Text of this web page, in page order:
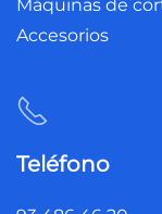
Máquinas de
Accesorios
Teléfono